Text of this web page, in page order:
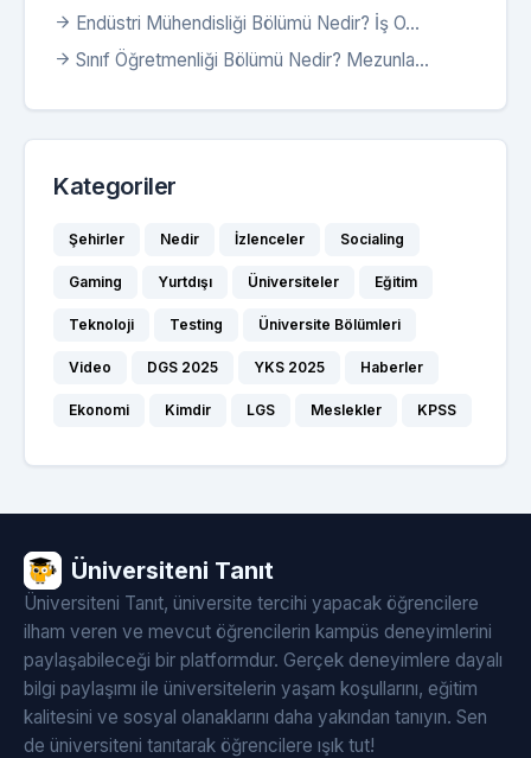
Endüstri Mühendisliği Bölümü Nedir? İş O...
Sınıf Öğretmenliği Bölümü Nedir? Mezunla...
Kategoriler
Şehirler Nedir İzlenceler Socialing
Gaming Yurtdışı Üniversiteler Eğitim
Teknoloji Testing Üniversite Bölümleri
Video DGS 2025 YKS 2025 Haberler
Ekonomi Kimdir LGS Meslekler KPSS
Üniversiteni Tanıt
Üniversiteni Tanıt, üniversite tercihi yapacak öğrencilere
ilham veren ve mevcut öğrencilerin kampüs deneyimlerini
paylaşabileceği bir platformdur. Gerçek deneyimlere dayalı
bilgi paylaşımı ile üniversitelerin yaşam koşullarını, eğitim
kalitesini ve sosyal olanaklarını daha yakından tanıyın. Sen
de üniversiteni tanıtarak öğrencilere ışık tut!